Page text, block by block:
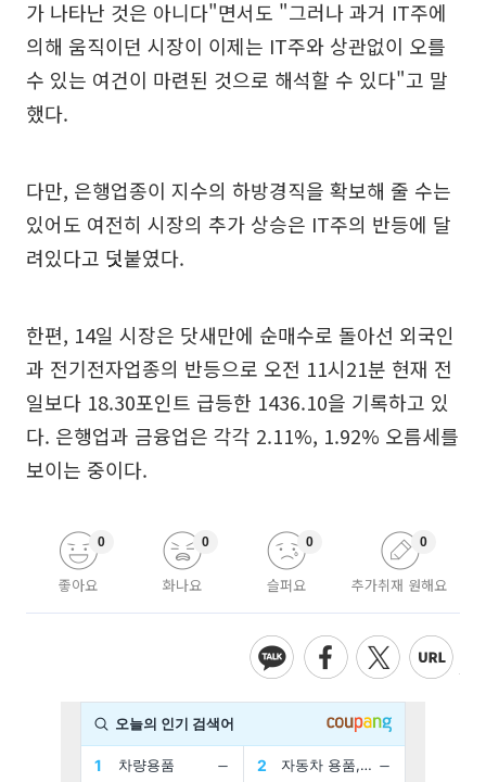
가 나타난 것은 아니다"면서도 "그러나 과거 IT주에
의해 움직이던 시장이 이제는 IT주와 상관없이 오를
수 있는 여건이 마련된 것으로 해석할 수 있다"고 말
했다.
다만, 은행업종이 지수의 하방경직을 확보해 줄 수는
있어도 여전히 시장의 추가 상승은 IT주의 반등에 달
려있다고 덧붙였다.
한편, 14일 시장은 닷새만에 순매수로 돌아선 외국인
과 전기전자업종의 반등으로 오전 11시21분 현재 전
일보다 18.30포인트 급등한 1436.10을 기록하고 있
다. 은행업과 금융업은 각각 2.11%, 1.92% 오름세를
보이는 중이다.
좋아요
0
화나요
0
슬퍼요
0
추가취재 원해요
0